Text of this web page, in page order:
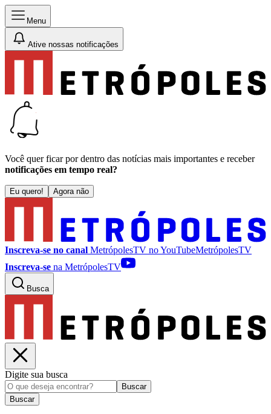
Menu
Ative nossas notificações
Você quer ficar por dentro das notícias mais importantes e receber
notificações em tempo real?
Eu quero! Agora não
Inscreva-se no canal MetrópolesTV noYouTubeMetrópolesTV
Inscreva-se na MetrópolesTV
Busca
Digite sua busca
Buscar
Buscar